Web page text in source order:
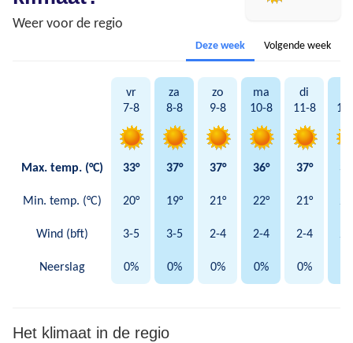
Weer voor de regio
Deze week Volgende week
vr
7-8
za
8-8
zo
9-8
ma
10-8
di
11-8
Max. temp. (°C) 33° 37° 37° 36° 37°
Min. temp. (°C) 20° 19° 21° 22° 21°
Wind (bft) 3-5 3-5 2-4 2-4 2-4 2-
Neerslag 0% 0% 0% 0% 0%
Het klimaat in de regio